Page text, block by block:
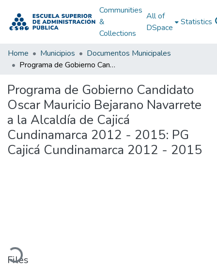
Communities
&
Collections
All of
DSpace
Statistics
Home Municipios
Documentos Municipales
Programa de Gobierno Candidato Oscar Mauricio Bejarano Navarrete a la Alcaldía de Cajicá Cundinamarca 2012 - 2015: PG Cajicá Cundinamarca 2012 - 2015
Programa de Gobierno Candidato
Oscar Mauricio Bejarano Navarrete
a la Alcaldía de Cajicá
Cundinamarca 2012 - 2015: PG
Cajicá Cundinamarca 2012 - 2015
Files